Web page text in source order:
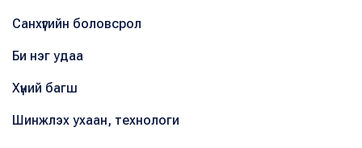
Санхүүгийн боловсрол
Би нэг удаа
Хүний багш
Шинжлэх ухаан, технологи